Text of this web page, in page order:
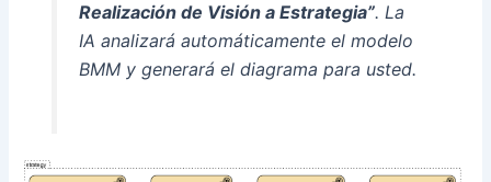
Realización de Visión a Estrategia”. La
IA analizará automáticamente el modelo
BMM y generará el diagrama para usted.